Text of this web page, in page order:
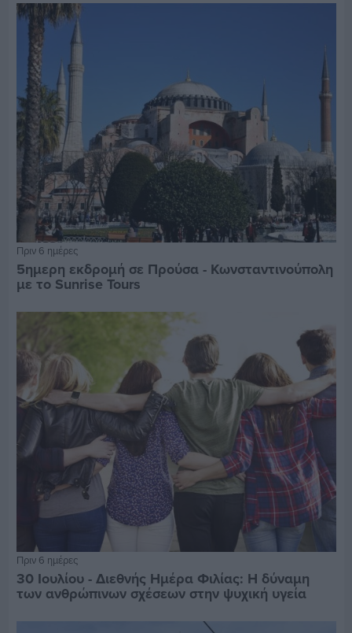
Πριν 6 ημέρες
5ημερη εκδρομή σε Προύσα - Κωνσταντινούπολη
με το Sunrise Tours
Πριν 6 ημέρες
30 Ιουλίου - Διεθνής Ημέρα Φιλίας: Η δύναμη
των ανθρώπινων σχέσεων στην ψυχική υγεία